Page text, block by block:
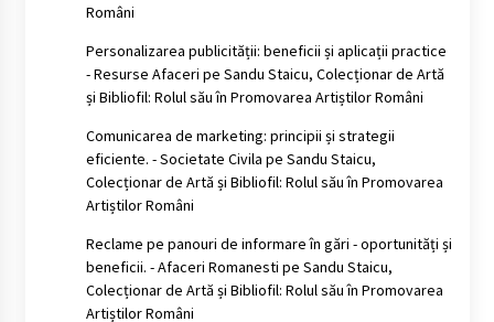
Români
Personalizarea publicității: beneficii și aplicații practice
- Resurse Afaceri pe Sandu Staicu, Colecționar de Artă
și Bibliofil: Rolul său în Promovarea Artiștilor Români
Comunicarea de marketing: principii și strategii
eficiente. - Societate Civila pe Sandu Staicu,
Colecționar de Artă și Bibliofil: Rolul său în Promovarea
Artiștilor Români
Reclame pe panouri de informare în gări - oportunități și
beneficii. - Afaceri Romanesti pe Sandu Staicu,
Colecționar de Artă și Bibliofil: Rolul său în Promovarea
Artiștilor Români